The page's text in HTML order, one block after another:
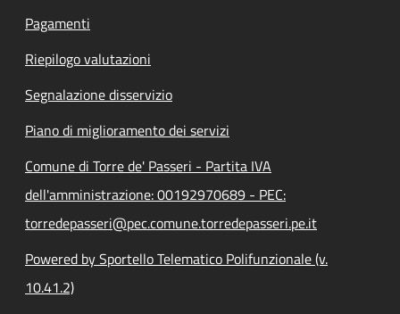
Pagamenti
Riepilogo valutazioni
Segnalazione disservizio
Piano di miglioramento dei servizi
Comune di Torre de' Passeri - Partita IVA
dell'amministrazione: 00192970689 - PEC:
torredepasseri@pec.comune.torredepasseri.pe.it
Powered by Sportello Telematico Polifunzionale (v.
10.41.2)